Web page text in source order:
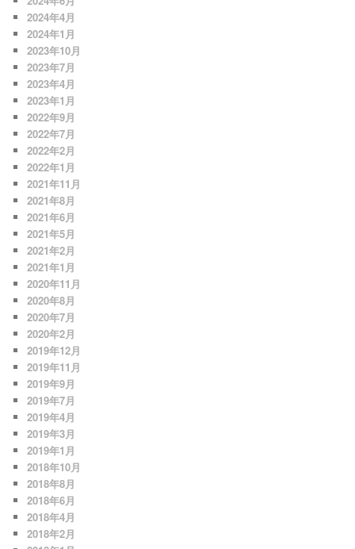
2024年4月
2024年1月
2023年10月
2023年7月
2023年4月
2023年1月
2022年9月
2022年7月
2022年2月
2022年1月
2021年11月
2021年8月
2021年6月
2021年5月
2021年2月
2021年1月
2020年11月
2020年8月
2020年7月
2020年2月
2019年12月
2019年11月
2019年9月
2019年7月
2019年4月
2019年3月
2019年1月
2018年10月
2018年8月
2018年6月
2018年4月
2018年2月